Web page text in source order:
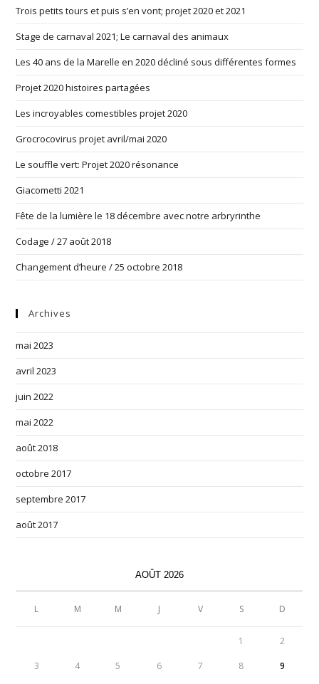
Trois petits tours et puis s’en vont; projet 2020 et 2021
Stage de carnaval 2021; Le carnaval des animaux
Les 40 ans de la Marelle en 2020 décliné sous différentes formes
Projet 2020 histoires partagées
Les incroyables comestibles projet 2020
Grocrocovirus projet avril/mai 2020
Le souffle vert: Projet 2020 résonance
Giacometti 2021
Fête de la lumière le 18 décembre avec notre arbryrinthe
Codage / 27 août 2018
Changement d’heure / 25 octobre 2018
Archives
mai 2023
avril 2023
juin 2022
mai 2022
août 2018
octobre 2017
septembre 2017
août 2017
AOÛT 2026
L M M J V S D
1 2
3 4 5 6 7 8 9